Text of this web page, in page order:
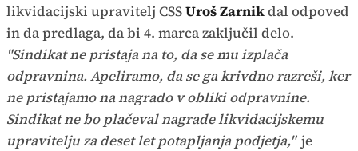
likvidacijski upravitelj CSSUroš Zarnikdal odpoved
in da predlaga, da bi 4. marca zaključil delo.
"Sindikat ne pristaja na to, da se mu izplača
odpravnina. Apeliramo, da se ga krivdno razreši, ker
ne pristajamo na nagrado v obliki odpravnine.
Sindikat ne bo plačeval nagrade likvidacijskemu
upravitelju za deset let potapljanja podjetja," je